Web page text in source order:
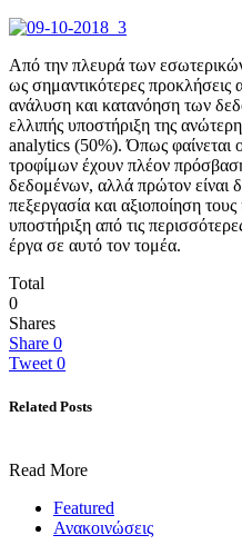
Από την πλευρά των
ως σημαντικότερες προκλήσεις
ανάλυση και κατανόηση των
ελλιπής υποστήριξη της
analytics (50%). Όπως φαίνεται
τροφίμων έχουν πλέον
δεδομένων, αλλά πρώτον είναι
πεξεργασία και αξιοποίηση
υποστήριξη από τις
έργα σε αυτό τον τομέα.
Total
0
Shares
Share 0
Tweet 0
Related Posts
Read More
Featured
Ανακοινώσεις